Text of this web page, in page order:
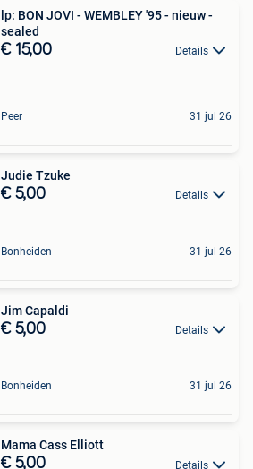
lp: BON JOVI - WEMBLEY '95 - nieuw -
sealed
€ 15,00 Details
Peer 31 jul 26
Judie Tzuke
€ 5,00 Details
Bonheiden 31 jul 26
Jim Capaldi
€ 5,00 Details
Bonheiden 31 jul 26
Mama Cass Elliott
€ 5,00 Details